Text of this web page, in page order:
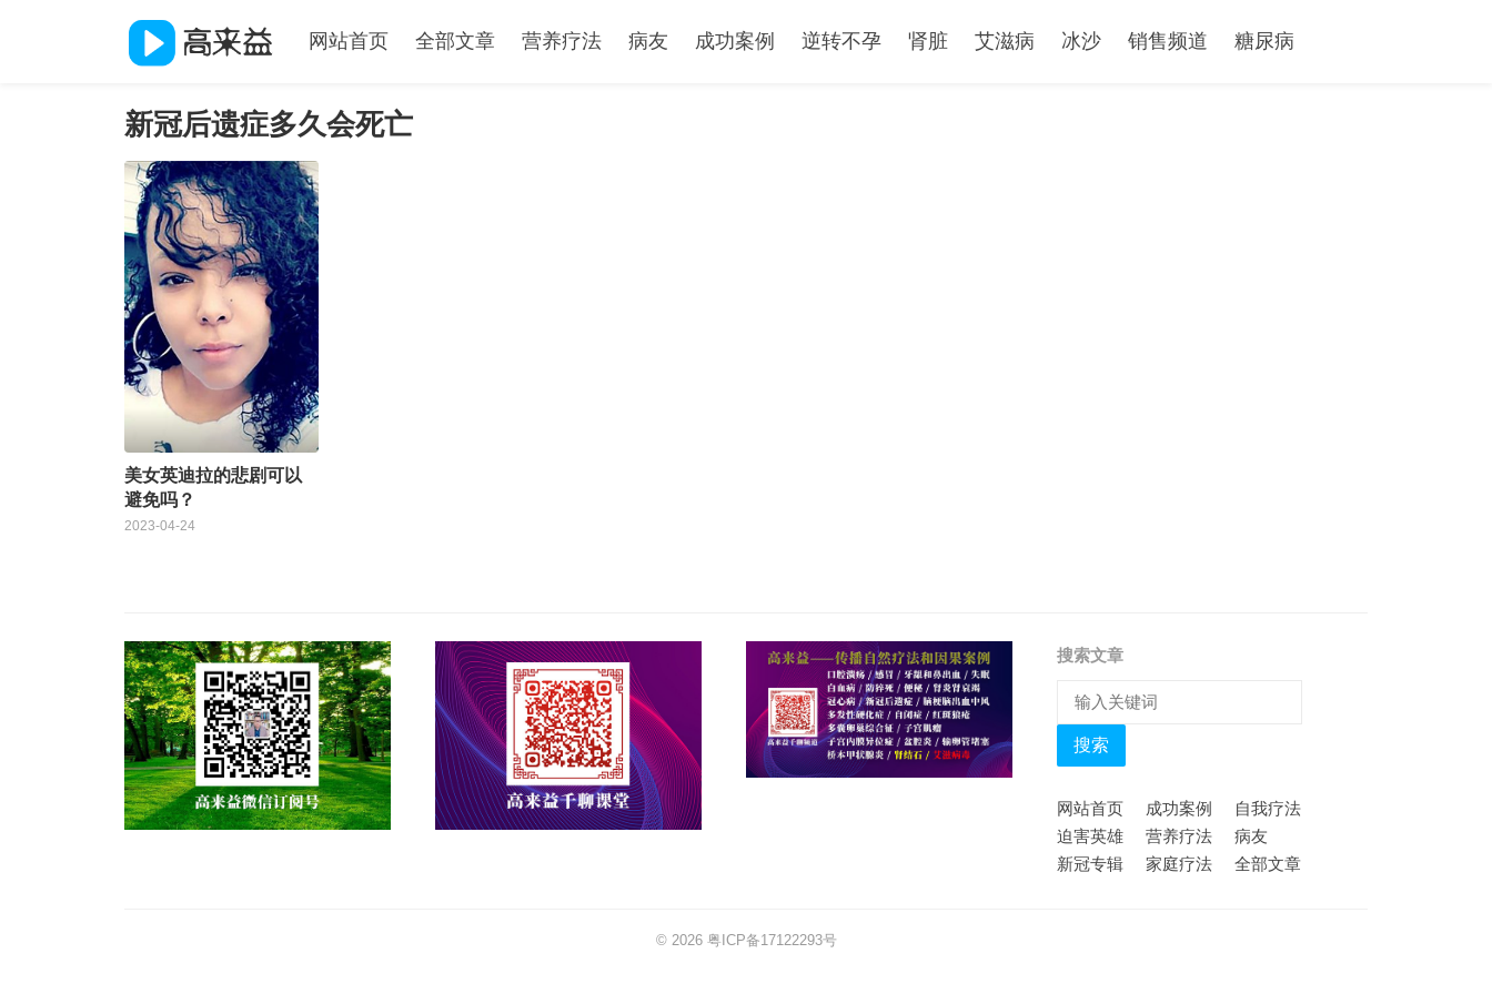
网站首页 全部文章 营养疗法 病友 成功案例 逆转不孕 肾脏 艾滋病 冰沙 销售频道 糖尿病
新冠后遗症多久会死亡
美女英迪拉的悲剧可以
避免吗？
2023-04-24
搜索文章
搜索
网站首页 成功案例
自我疗法
迫害英雄
营养疗法
病友
新冠专辑
家庭疗法 全部文章
© 2026 粤ICP备17122293号